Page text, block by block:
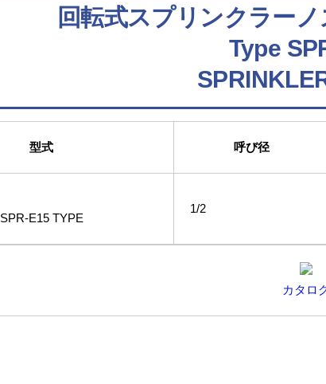
回転式スプリンクラーノ
Type
型式 呼び径
SPR-E15 TYPE
1/2
カタロ